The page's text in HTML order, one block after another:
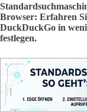
Browser: Erfahren
DuckDuckGo in
festlegen.